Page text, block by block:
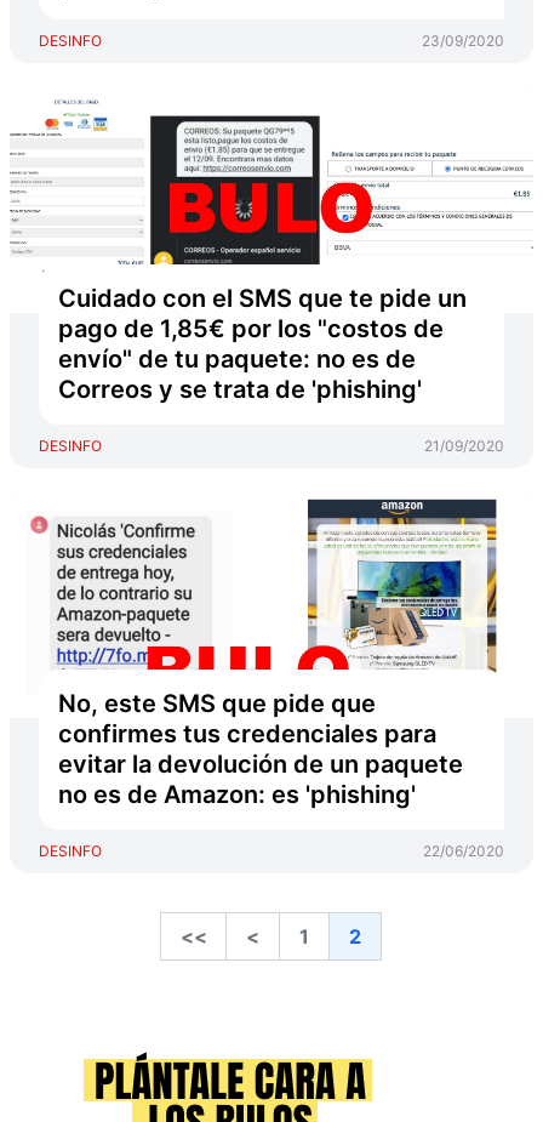
DESINFO 23/09/2020
Cuidado con el SMS que te pide un
pago de 1,85€ por los "costos de
envío" de tu paquete: no es de
Correos y se trata de 'phishing'
DESINFO 21/09/2020
No, este SMS que pide que
confirmes tus credenciales para
evitar la devolución de un paquete
no es de Amazon: es 'phishing'
DESINFO 22/06/2020
<< < 1 2